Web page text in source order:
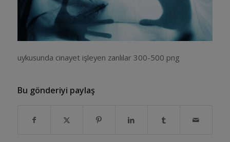
uykusunda cinayet işleyen zanlılar 300-500 png
Bu gönderiyi paylaş